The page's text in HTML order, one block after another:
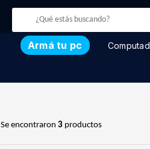
Armá tu pc
Se encontraron 3 productos